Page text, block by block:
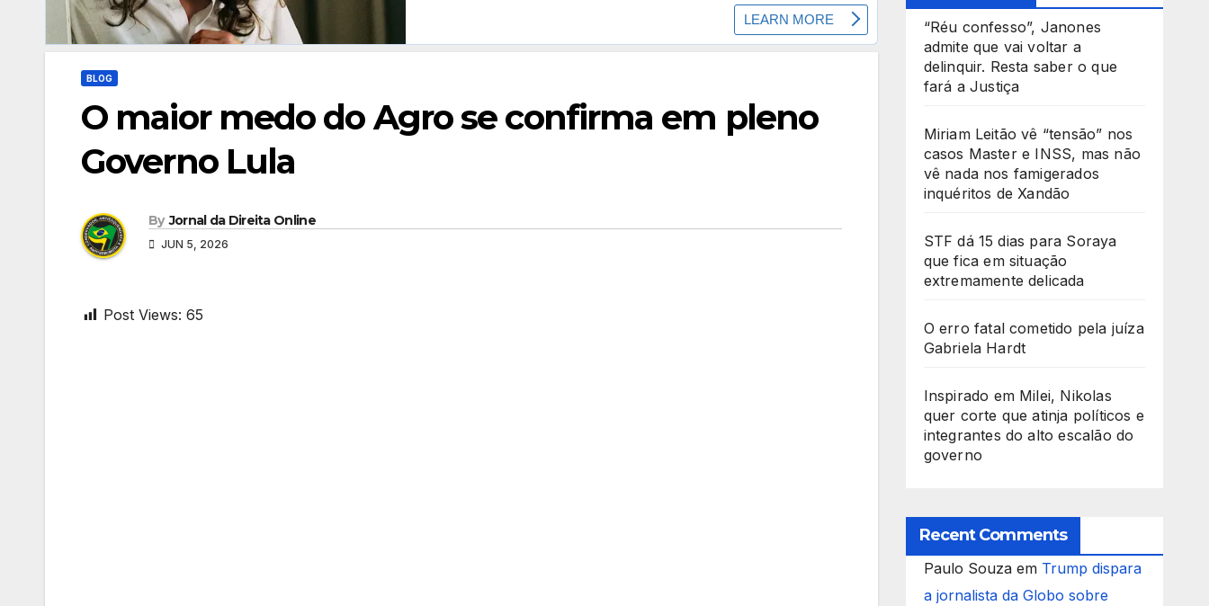
BLOG
O maior medo do Agro se confirma em pleno
Governo Lula
By Jornal da Direita Online
JUN 5, 2026
Post Views: 65
“Réu confesso”, Janones
admite que vai voltar a
delinquir. Resta saber o que
fará a Justiça
Miriam Leitão vê “tensão” nos
casos Master e INSS, mas não
vê nada nos famigerados
inquéritos de Xandão
STF dá 15 dias para Soraya
que fica em situação
extremamente delicada
O erro fatal cometido pela juíza
Gabriela Hardt
Inspirado em Milei, Nikolas
quer corte que atinja políticos e
integrantes do alto escalão do
governo
Recent Comments
Paulo Souzaem Trump dispara
a jornalista da Globo sobre